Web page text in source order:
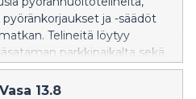
ja -säädöt
Telineitä löytyy
parkkipaikalta sekä
13.8